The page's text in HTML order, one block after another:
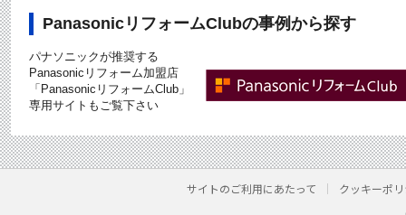
PanasonicリフォームClubの事例から探す
パナソニックが推奨する
Panasonicリフォーム加盟店
「PanasonicリフォームClub」
専用サイトもご覧下さい
サイトのご利用にあたって クッキーポ